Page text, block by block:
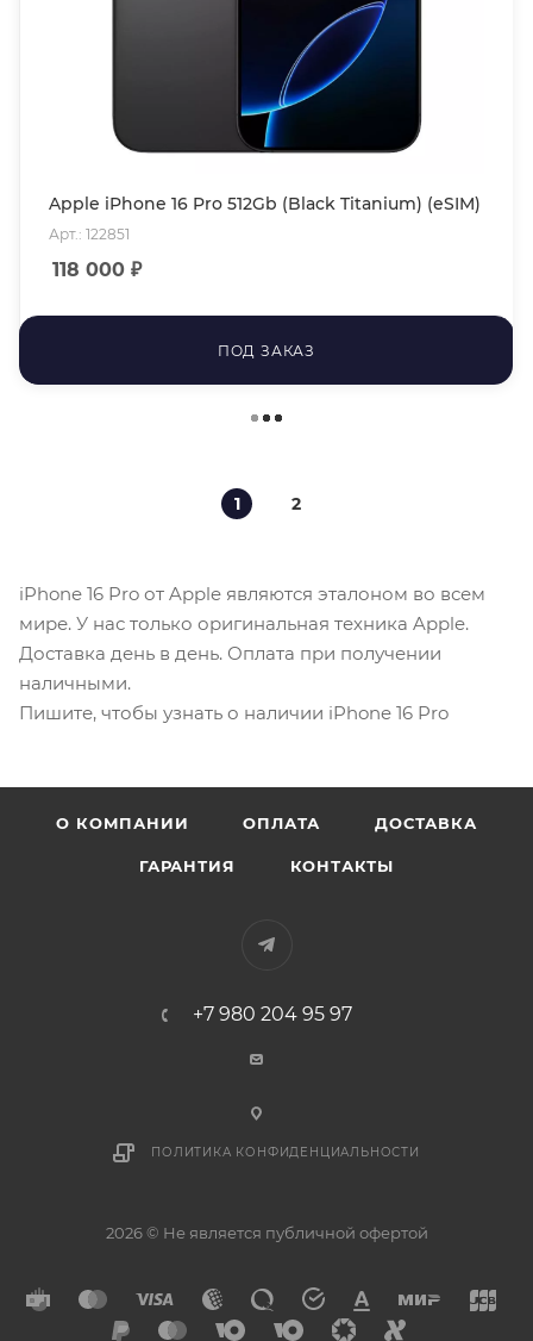
Apple iPhone 16 Pro 512Gb (Black Titanium) (eSIM)
Арт.: 122851
118 000 ₽
ПОД ЗАКАЗ
1 2
iPhone 16 Pro от Apple являются эталоном во всем
мире. У нас только оригинальная техника Apple.
Доставка день в день. Оплата при получении
наличными.
Пишите, чтобы узнать о наличии iPhone 16 Pro
О КОМПАНИИ ОПЛАТА ДОСТАВКА
ГАРАНТИЯ КОНТАКТЫ
+7 980 204 95 97
ПОЛИТИКА КОНФИДЕНЦИАЛЬНОСТИ
2026 © Не является публичной офертой